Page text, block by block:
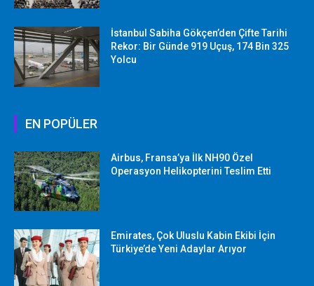
İstanbul Sabiha Gökçen’den Çifte Tarihi
Rekor: Bir Günde 919 Uçuş, 174 Bin 325
Yolcu
EN POPÜLER
Airbus, Fransa’ya İlk NH90 Özel
Operasyon Helikopterini Teslim Etti
Emirates, Çok Uluslu Kabin Ekibi İçin
Türkiye’de Yeni Adaylar Arıyor